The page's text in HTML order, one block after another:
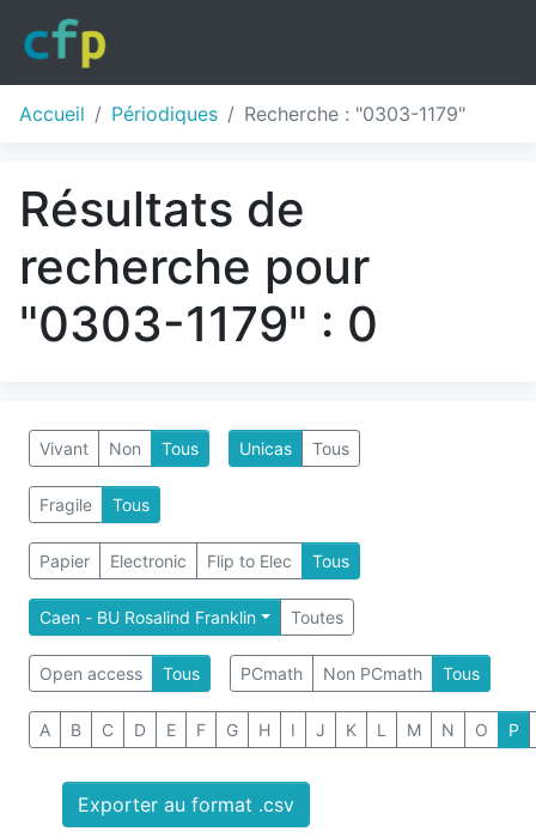
Accueil Périodiques Recherche : "0303-1179"
Résultats de
recherche pour
"0303-1179" : 0
Vivant Non Tous Unicas Tous
Fragile Tous
Papier Electronic Flip to Elec Tous
Caen - BU Rosalind Franklin Toutes
Open access Tous PCmath Non PCmath Tous
A B C D E F G H I J K L M N O P
Exporter au format .csv